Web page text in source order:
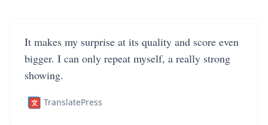
It makes my surprise at its quality and score even
bigger. I can only repeat myself, a really strong
showing.
TranslatePress